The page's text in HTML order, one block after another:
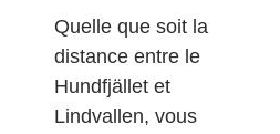
Quelle que soit la
distance entre le
Hundfjället et
Lindvallen, vous